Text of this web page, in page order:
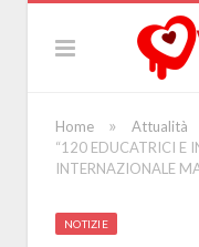
Home » Attualità
“120 EDUCATRICI E
INTERNAZIONALE
NOTIZIE